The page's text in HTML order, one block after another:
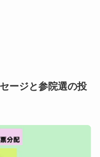
ージと参院選の投